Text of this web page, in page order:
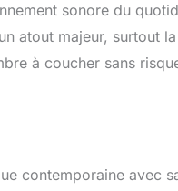
le climat de
réglage du
FILTRES &
(HEPA +
D'ARÔMES &
sonore du
atout majeur, surtout
à coucher sans
contemporaine avec